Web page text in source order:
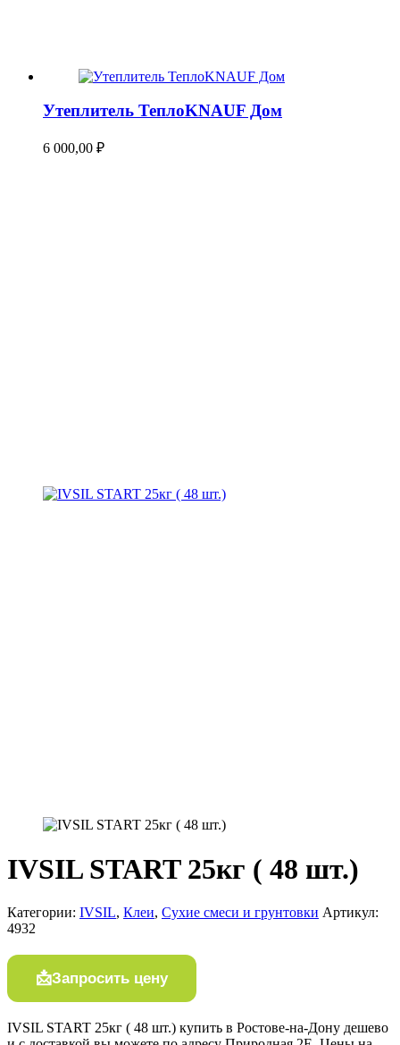
Утеплитель ТеплоKNAUF Дом
6 000,00 ₽
IVSIL START 25кг ( 48 шт.)
Категории: IVSIL, Клеи, Сухие смеси и грунтовки Артикул:
4932
Запросить цену
IVSIL START 25кг ( 48 шт.) купить в Ростове-на-Дону дешево